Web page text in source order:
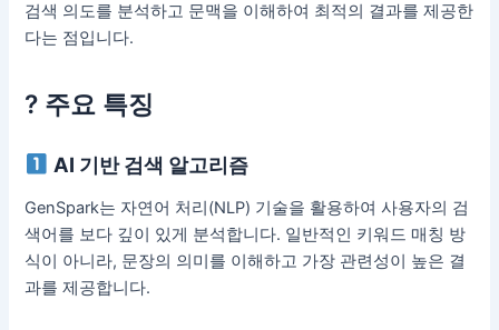
검색 의도를 분석하고 문맥을 이해하여 최적의 결과를 제공한
다는 점입니다.
? 주요 특징
AI 기반 검색 알고리즘
GenSpark는 자연어 처리(NLP) 기술을 활용하여 사용자의 검
색어를 보다 깊이 있게 분석합니다. 일반적인 키워드 매칭 방
식이 아니라, 문장의 의미를 이해하고 가장 관련성이 높은 결
과를 제공합니다.